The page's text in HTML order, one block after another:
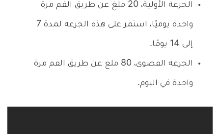
الجرعة الأولية، 20 ملغ عن طريق الفم مرة
واحدة يوميًا، استمر على هذه الجرعة لمدة 7
إلى 14 يومًا.
الجرعة القصوى، 80 ملغ عن طريق الفم مرة
واحدة في اليوم.